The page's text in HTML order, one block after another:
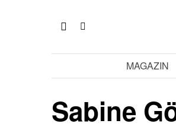
MAGAZIN
Sabine